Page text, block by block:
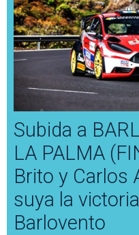
Subida a
LA PALMA
Brito y Carlos
suya la
Barlovento